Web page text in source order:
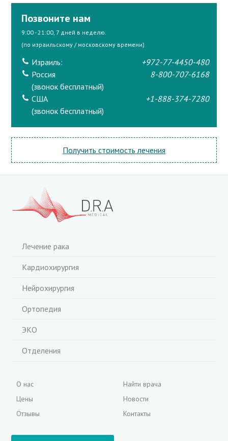
Позвоните нам
9:00 - 21:00, 7 дней в неделю.
(по израильскому / московскому времени)
Израиль:
+972-77-4450-480
Россия
(звонок бесплатный)
8-800-707-6168
США
(звонок бесплатный)
+1-888-374-7280
Получить стоимость лечения
Лечение рака
Кардиохирургия
Нейрохирургия
Ортопедия
ЭКО
Отделения
О нас
Цены
Отзывы
Найти врача
Новости
Контакты